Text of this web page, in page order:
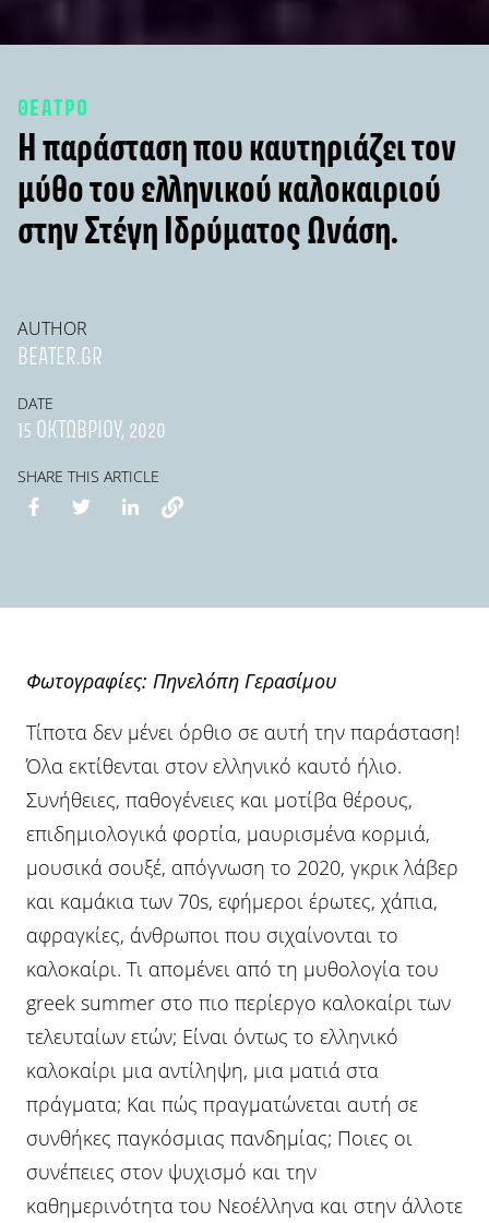
ΘΕΑΤΡΟ
Η παράσταση που καυτηριάζει τον
μύθο του ελληνικού καλοκαιριού
στην Στέγη Ιδρύματος Ωνάση.
AUTHOR
BEATER.GR
DATE
15 ΟΚΤΩΒΡΊΟΥ, 2020
SHARE THIS ARTICLE
Φωτογραφίες: Πηνελόπη Γερασίμου
Τίποτα δεν μένει όρθιο σε αυτή την παράσταση!
Όλα εκτίθενται στον ελληνικό καυτό ήλιο.
Συνήθειες, παθογένειες και μοτίβα θέρους,
επιδημιολογικά φορτία, μαυρισμένα κορμιά,
μουσικά σουξέ, απόγνωση το 2020, γκρικ λάβερ
και καμάκια των 70s, εφήμεροι έρωτες, χάπια,
αφραγκίες, άνθρωποι που σιχαίνονται το
καλοκαίρι. Τι απομένει από τη μυθολογία του
greek summer στο πιο περίεργο καλοκαίρι των
τελευταίων ετών; Είναι όντως το ελληνικό
καλοκαίρι μια αντίληψη, μια ματιά στα
πράγματα; Και πώς πραγματώνεται αυτή σε
συνθήκες παγκόσμιας πανδημίας; Ποιες οι
συνέπειες στον ψυχισμό και την
καθημερινότητα του Νεοέλληνα και στην άλλοτε